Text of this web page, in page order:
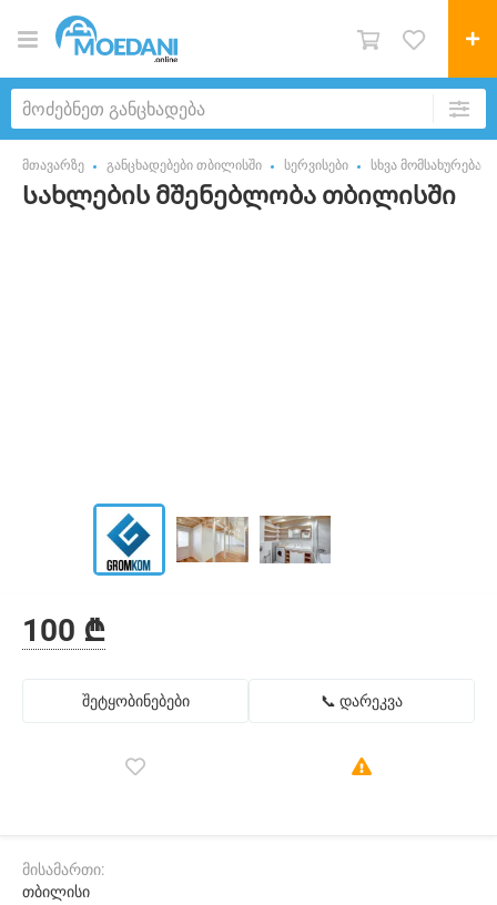
მთავარზე განცხადებები თბილისში სერვისები სხვა მომსახურება
Სახლების მშენებლობა თბილისში
100 ₾
შეტყობინებები 📞 დარეკვა
მისამართი:
თბილისი